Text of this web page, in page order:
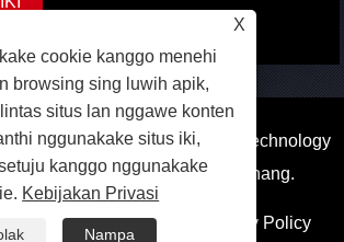
Dongguan Qihang Electronic Technology
hak dilindhungi undhang-undhang.
RSS XML Privacy Policy
X
cookie kanggo menehi
browsing sing luwih apik,
situs lan nggawe konten
nggunakake situs iki,
kanggo nggunakake
Kebijakan Privasi
Nampa